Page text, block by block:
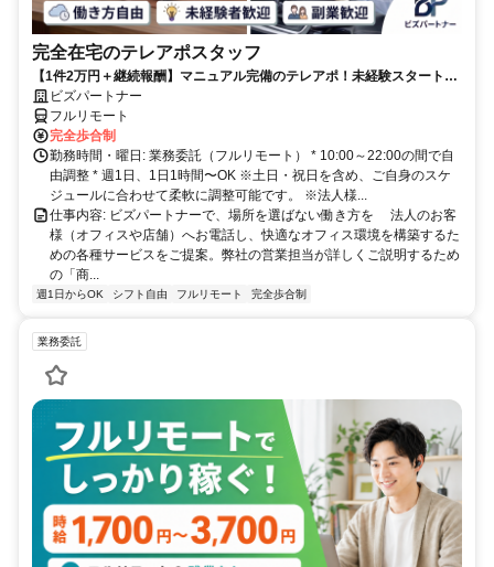
完全在宅のテレアポスタッフ
【1件2万円＋継続報酬】マニュアル完備のテレアポ！未経験スタートの
副業スタッフ活躍中／丁寧なフォロー体制あり
ビズパートナー
フルリモート
完全歩合制
勤務時間・曜日: 業務委託（フルリモート） * 10:00～22:00の間で自
由調整 * 週1日、1日1時間〜OK ※土日・祝日を含め、ご自身のスケ
ジュールに合わせて柔軟に調整可能です。 ※法人様...
仕事内容: ビズパートナーで、場所を選ばない働き方を 法人のお客
様（オフィスや店舗）へお電話し、快適なオフィス環境を構築するた
めの各種サービスをご提案。弊社の営業担当が詳しくご説明するため
の「商...
週1日からOK シフト自由 フルリモート 完全歩合制
業務委託